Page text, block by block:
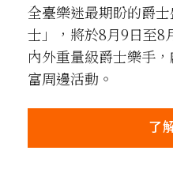
全臺樂迷最期盼的爵
士」，將於8月9日至8
內外重量級爵士樂手
富周邊活動。
了